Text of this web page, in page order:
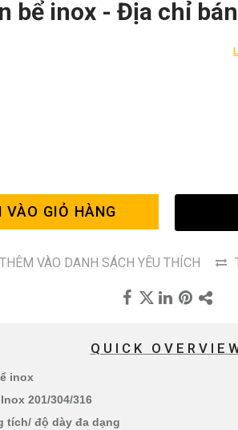
bể inox - Địa chỉ
VÀO GIỎ HÀNG
THÊM VÀO DANH SÁCH YÊU THÍCH
QUICK
inox
201/304/316
tích/ độ dày đa dạng